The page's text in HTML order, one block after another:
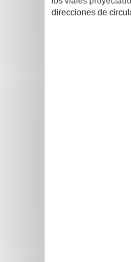
direcciones de